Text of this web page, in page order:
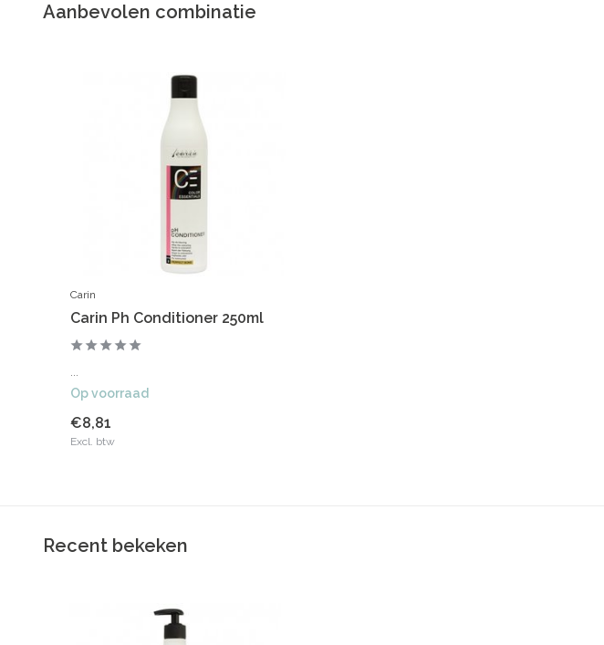
Aanbevolen combinatie
Carin
Carin Ph Conditioner 250ml
Op voorraad
€8,81
Excl. btw
Recent bekeken